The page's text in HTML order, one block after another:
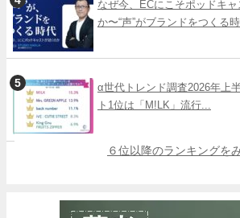
なぜ今、ECにこそポッドキ
か〜“声”がブランドをつくる
α世代トレンド調査2026年上
ト1位は「M!LK」流行...
６位以降のランキングを